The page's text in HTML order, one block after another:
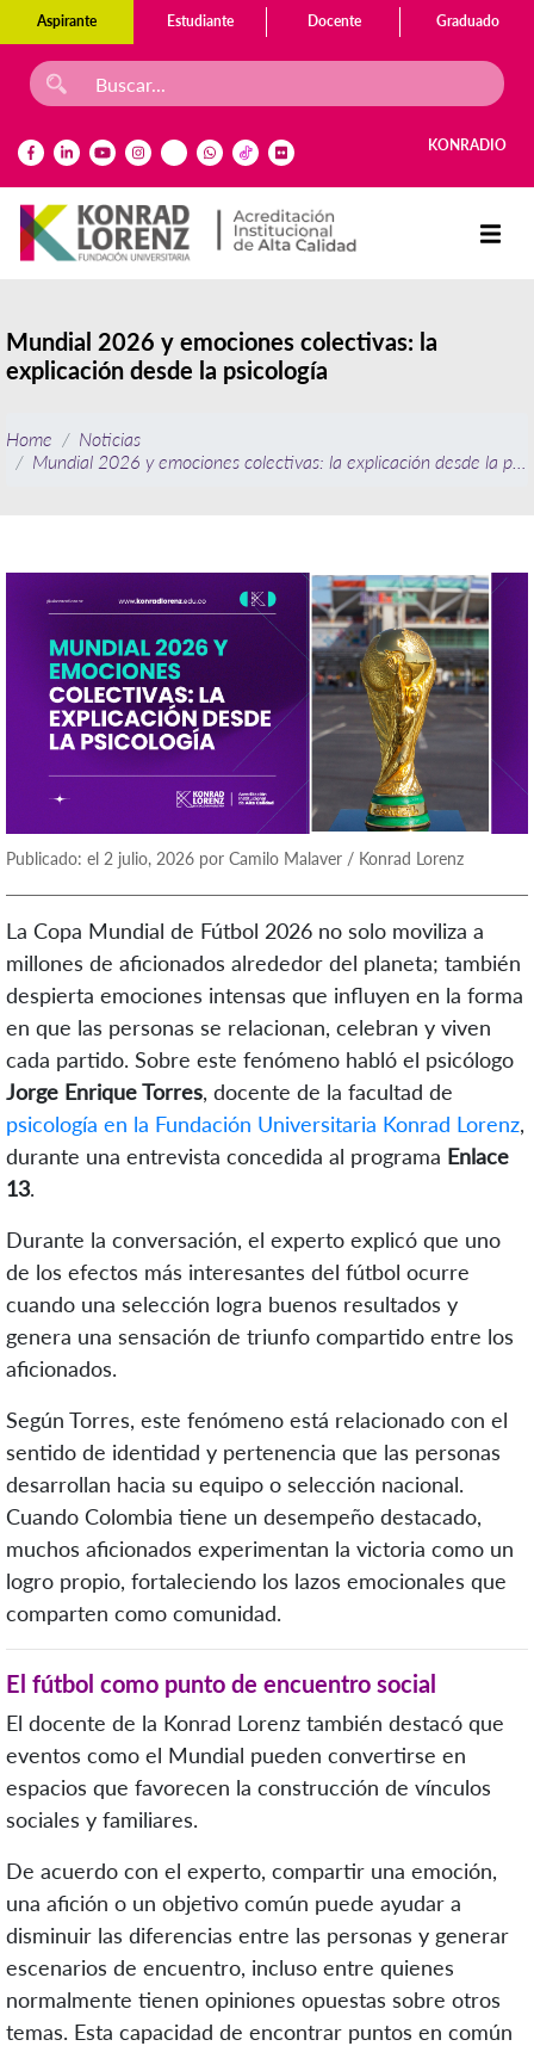
Aspirante Estudiante Docente Graduado
KONRADIO
Mundial 2026 y emociones colectivas: la
explicación desde la psicología
Home
Noticias
Mundial 2026 y emociones colectivas: la explicación desde la
Publicado: el 2 julio, 2026 por Camilo Malaver / Konrad Lorenz
La Copa Mundial de Fútbol 2026 no solo moviliza a
millones de aficionados alrededor del planeta; también
despierta emociones intensas que influyen en la forma
en que las personas se relacionan, celebran y viven
cada partido. Sobre este fenómeno habló el psicólogo
Jorge Enrique Torres, docente de la facultad de
psicología en la Fundación Universitaria Konrad Lorenz,
durante una entrevista concedida al programa Enlace
13.
Durante la conversación, el experto explicó que uno
de los efectos más interesantes del fútbol ocurre
cuando una selección logra buenos resultados y
genera una sensación de triunfo compartido entre los
aficionados.
Según Torres, este fenómeno está relacionado con el
sentido de identidad y pertenencia que las personas
desarrollan hacia su equipo o selección nacional.
Cuando Colombia tiene un desempeño destacado,
muchos aficionados experimentan la victoria como un
logro propio, fortaleciendo los lazos emocionales que
comparten como comunidad.
El fútbol como punto de encuentro social
El docente de la Konrad Lorenz también destacó que
eventos como el Mundial pueden convertirse en
espacios que favorecen la construcción de vínculos
sociales y familiares.
De acuerdo con el experto, compartir una emoción,
una afición o un objetivo común puede ayudar a
disminuir las diferencias entre las personas y generar
escenarios de encuentro, incluso entre quienes
normalmente tienen opiniones opuestas sobre otros
temas. Esta capacidad de encontrar puntos en común